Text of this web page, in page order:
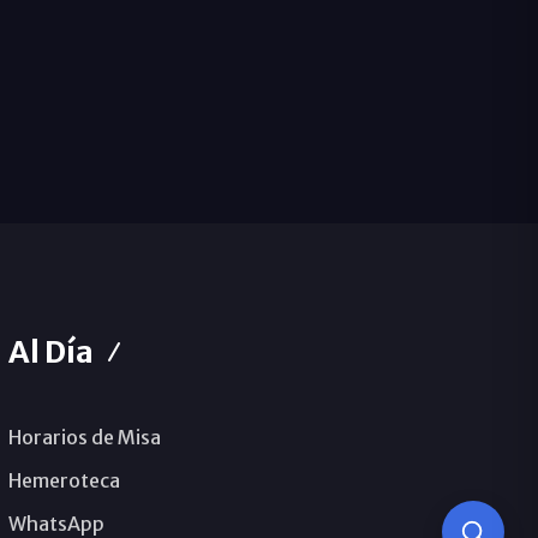
Al Día
Horarios de Misa
Hemeroteca
WhatsApp